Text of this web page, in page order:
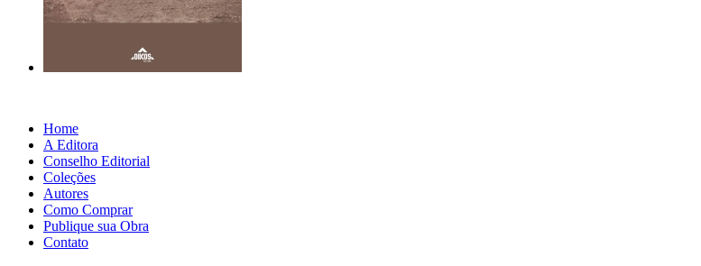
Home
A Editora
Conselho Editorial
Coleções
Autores
Como Comprar
Publique sua Obra
Contato